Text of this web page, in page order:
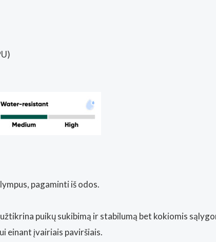
pagaminti iš odos.
puikų sukibimą ir stabilumą bet kokiomis
einant įvairiais paviršiais.